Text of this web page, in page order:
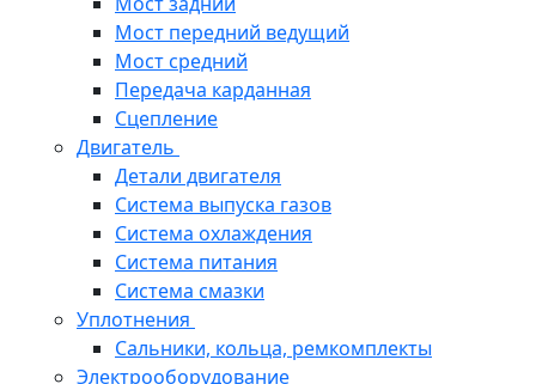
Мост передний ведущий
Мост средний
Передача карданная
Сцепление
Двигатель
Детали двигателя
Система выпуска газов
Система охлаждения
Система питания
Система смазки
Уплотнения
Сальники, кольца, ремкомплекты
Электрооборудование